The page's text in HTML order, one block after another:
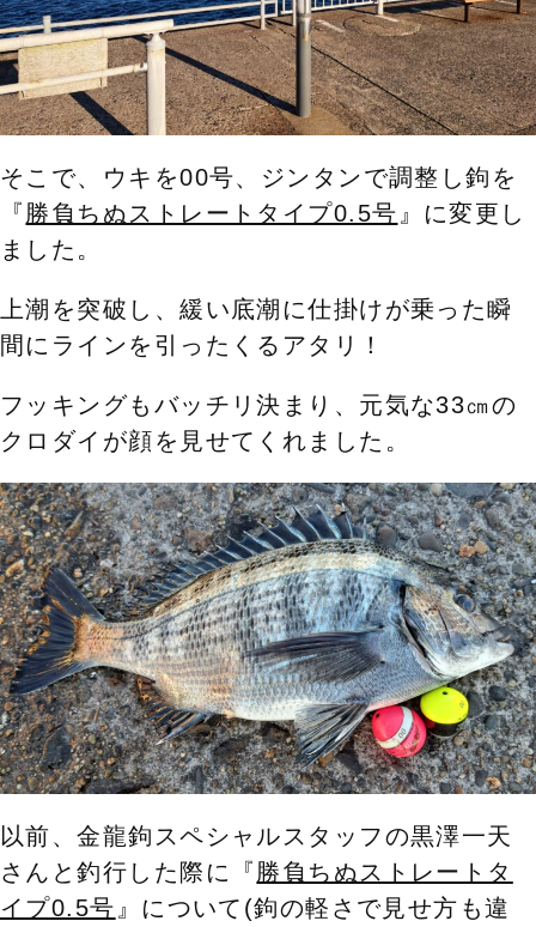
そこで、ウキを00号、ジンタンで調整し鉤を
『 勝負ちぬストレートタイプ0.5号 』に変更し
ました。
上潮を突破し、緩い底潮に仕掛けが乗った瞬
間にラインを引ったくるアタリ！
フッキングもバッチリ決まり、元気な33㎝の
クロダイが顔を見せてくれました。
以前、金龍鉤スペシャルスタッフの黒澤一天
さんと釣行した際に『 勝負ちぬストレートタ
イプ0.5号 』について(鉤の軽さで見せ方も違